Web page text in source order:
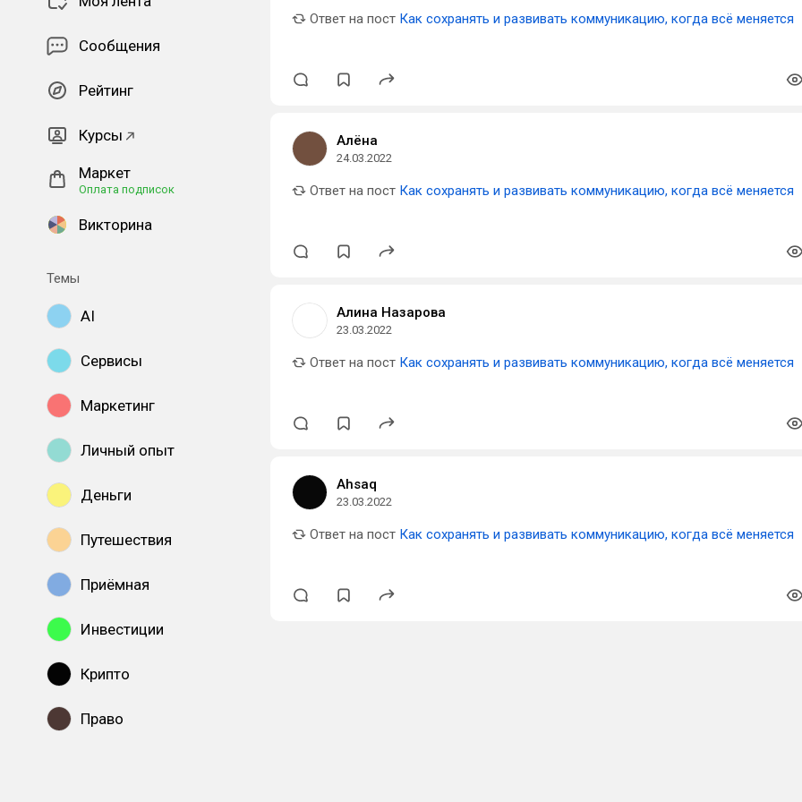
Сообщения
Рейтинг
Курсы
Маркет
Оплата подписок
Викторина
Темы
AI
Сервисы
Маркетинг
Личный опыт
Деньги
Путешествия
Приёмная
Инвестиции
Крипто
Право
Ответ на пост Как сохранять и развивать коммуникацию, когда всё меняется
Алёна
24.03.2022
Ответ на пост Как сохранять и развивать коммуникацию, когда всё меняется
Алина Назарова
23.03.2022
Ответ на пост Как сохранять и развивать коммуникацию, когда всё меняется
Ahsaq
23.03.2022
Ответ на пост Как сохранять и развивать коммуникацию, когда всё меняется